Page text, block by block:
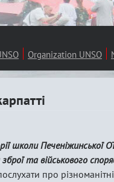
Organization UNSO
школи Печеніжинської
та військового
про